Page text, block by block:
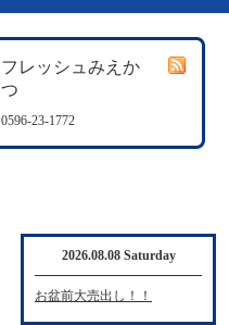
フレッシュみえか
つ
0596-23-1772
2026.08.08 Saturday
お盆前大売出し！！